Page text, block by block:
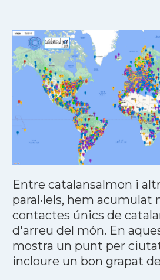
Entre catalansalmon i
paral·lels, hem acumulat
contactes únics de
d'arreu del món. En
mostra un punt per
incloure un bon grapat